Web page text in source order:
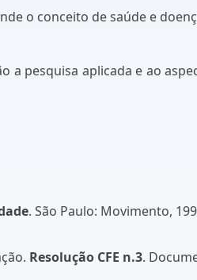
o conceito de saúde e
a pesquisa aplicada e ao
. São Paulo: Movimento,
Resolução CFE n.3.